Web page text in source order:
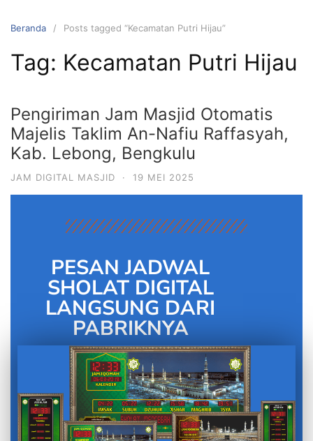
Beranda Posts tagged “Kecamatan Putri Hijau”
Tag: Kecamatan Putri Hijau
Pengiriman Jam Masjid Otomatis
Majelis Taklim An-Nafiu Raffasyah,
Kab. Lebong, Bengkulu
JAM DIGITAL MASJID · 19 MEI 2025
PESAN JADWAL
SHOLAT DIGITAL
LANGSUNG DARI
PABRIKNYA